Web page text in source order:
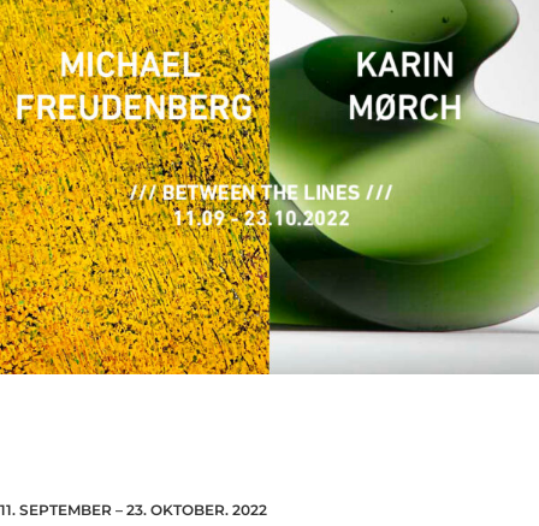
11. SEPTEMBER – 23. OKTOBER. 2022